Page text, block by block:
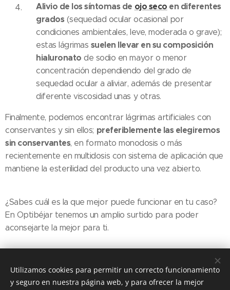
Alivio de los síntomas de ojo seco en diferentes
grados(sequedad ocular ocasional por
condiciones ambientales, leve, moderada o grave);
estas lágrimas suelen llevar en su composición
hialuronato de sodio en mayor o menor
concentración dependiendo del grado de
sequedad ocular a aliviar, además de presentar
diferente viscosidad unas y otras.
Finalmente, podemos encontrar lágrimas artificiales con
conservantes y sin ellos; preferiblemente las elegiremos
sin conservantes, en formato monodosis o más
recientemente en multidosis con sistema de aplicación que
mantiene la esterilidad del producto una vez abierto.
¿Sabes cuál es la que mejor puede funcionar en tu caso?
En Optibéjar tenemos un amplio surtido para poder
aconsejarte la mejor para ti.
Utilizamos cookies para permitir un correcto funcionamiento
y seguro en nuestra página web, y para ofrecer la mejor